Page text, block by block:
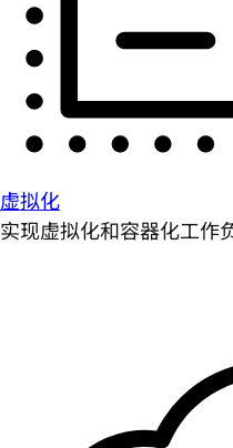
虚拟化
实现虚拟化和容器化工作